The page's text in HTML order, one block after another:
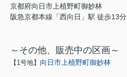
京都府向日市上植野町御妙林
阪急京都本線「西向日」駅 徒歩13分
～その他、販売中の区画～
【1号地】 向日市上植野町御妙林